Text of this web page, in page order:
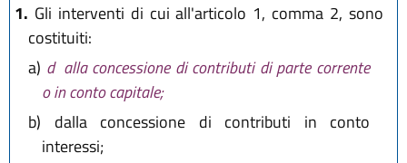
1. Gli interventi di cui all'articolo 1, comma 2, sono
costituiti:
a) d alla concessione di contributi di parte corrente
o in conto capitale;
b) dalla concessione di contributi in conto
interessi;